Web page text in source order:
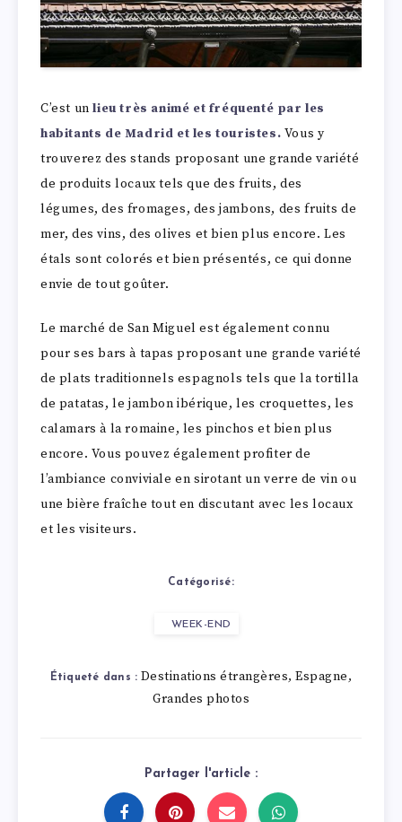
C’est un lieu très animé et fréquenté par les
habitants de Madrid et les touristes. Vous y
trouverez des stands proposant une grande variété
de produits locaux tels que des fruits, des
légumes, des fromages, des jambons, des fruits de
mer, des vins, des olives et bien plus encore. Les
étals sont colorés et bien présentés, ce qui donne
envie de tout goûter.
Le marché de San Miguel est également connu
pour ses bars à tapas proposant une grande variété
de plats traditionnels espagnols tels que la tortilla
de patatas, le jambon ibérique, les croquettes, les
calamars à la romaine, les pinchos et bien plus
encore. Vous pouvez également profiter de
l’ambiance conviviale en sirotant un verre de vin ou
une bière fraîche tout en discutant avec les locaux
et les visiteurs.
Catégorisé:
WEEK-END
Étiqueté dans : Destinations étrangères,Espagne,
Grandes photos
Partager l'article :